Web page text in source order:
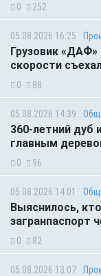
0 252
05.08.2026 16:25
Грузовик
скорости
0 88
05.08.2026 14:39
360-летний дуб
главным
0 96
05.08.2026 14:01
Выяснилось,
загранпаспорт
0 82
05.08.2026 13:07